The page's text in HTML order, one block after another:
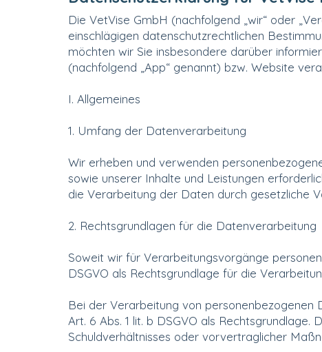
Die VetVise GmbH (nachfolgend „wir“ oder
einschlägigen datenschutzrechtlichen
möchten wir Sie insbesondere darüber
(nachfolgend „App“ genannt) bzw. Website
I. Allgemeines
1. Umfang der Datenverarbeitung
Wir erheben und verwenden
sowie unserer Inhalte und Leistungen
die Verarbeitung der Daten durch gesetzliche
2. Rechtsgrundlagen für die Datenverarbeitung
Soweit wir für Verarbeitungsvorgänge
DSGVO als Rechtsgrundlage für die
Bei der Verarbeitung von personenbezogenen
Art. 6 Abs. 1 lit. b DSGVO als
Schuldverhältnisses oder vorvertraglicher